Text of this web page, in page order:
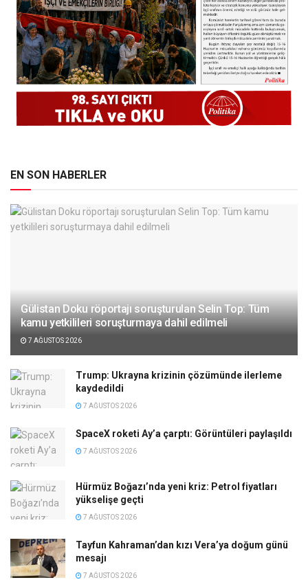
EN SON HABERLER
Gülistan Doku röportajı soruşturulan Selin Top: Tüm
kamu yetkilileri soruşturmaya dahil edilmeli
7 AĞUSTOS 2026
Trump: Ukrayna krizinin çözümünde ilerleme
kaydedildi
7 AĞUSTOS 2026
SpaceX roketi Ay’a çarptı: Görüntüleri paylaşıldı
7 AĞUSTOS 2026
Hürmüz Boğazı’nda yeni kriz: Petrol fiyatları
yükselişe geçti
7 AĞUSTOS 2026
Tayfun Kahraman’dan kızı Vera’ya doğum günü
mesajı
7 AĞUSTOS 2026